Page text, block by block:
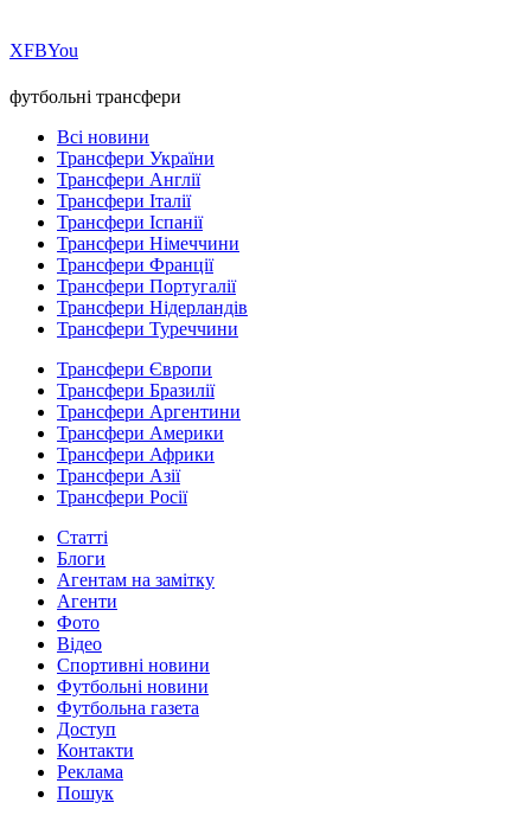
ХFBYou
футбольні трансфери
Всі новини
Трансфери України
Трансфери Англії
Трансфери Італії
Трансфери Іспанії
Трансфери Німеччини
Трансфери Франції
Трансфери Португалії
Трансфери Нідерландів
Трансфери Туреччини
Трансфери Європи
Трансфери Бразилії
Трансфери Аргентини
Трансфери Америки
Трансфери Африки
Трансфери Азії
Трансфери Росії
Статті
Блоги
Агентам на замітку
Агенти
Фото
Відео
Спортивні новини
Футбольні новини
Футбольна газета
Доступ
Контакти
Реклама
Пошук